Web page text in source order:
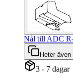
Nål till ADC
Heter även
3 - 7 dagar